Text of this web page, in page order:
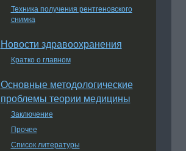
Техника получения рентгеновского
снимка
Новости здравоохранения
Кратко о главном
Основные методологические
проблемы теории медицины
Заключение
Прочее
Список литературы